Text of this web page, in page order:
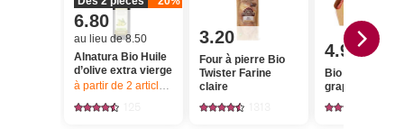
6.80
au lieu de 8.50
Alnatura Bio Huile
d’olive extra vierge
à partir de 2 articles, Offre valable du 6.8 au 12.8.2026, jusqu’à
3.20
Four à pierre Bio
Twister Farine
claire
4.95
Bio Tomates en
grappes